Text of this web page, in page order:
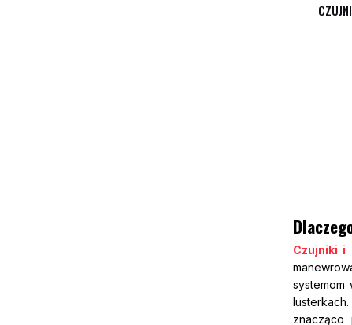
Czujniki i
systemom
znacząco